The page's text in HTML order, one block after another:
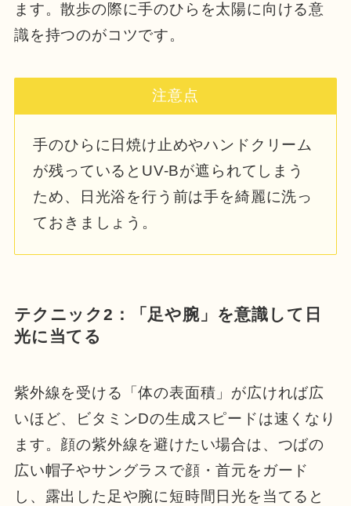
ます。散歩の際に手のひらを太陽に向ける意
識を持つのがコツです。
注意点
手のひらに日焼け止めやハンドクリーム
が残っているとUV-Bが遮られてしまう
ため、日光浴を行う前は手を綺麗に洗っ
ておきましょう。
テクニック2：「足や腕」を意識して日
光に当てる
紫外線を受ける「体の表面積」が広ければ広
いほど、ビタミンDの生成スピードは速くなり
ます。顔の紫外線を避けたい場合は、つばの
広い帽子やサングラスで顔・首元をガード
し、露出した足や腕に短時間日光を当てると